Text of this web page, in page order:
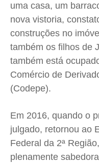
uma casa, um
nova vistoria,
construções no
também os filhos de
também está
Comércio de
(Codepe).
Em 2016, quando o
julgado, retornou ao
Federal da 2ª
plenamente